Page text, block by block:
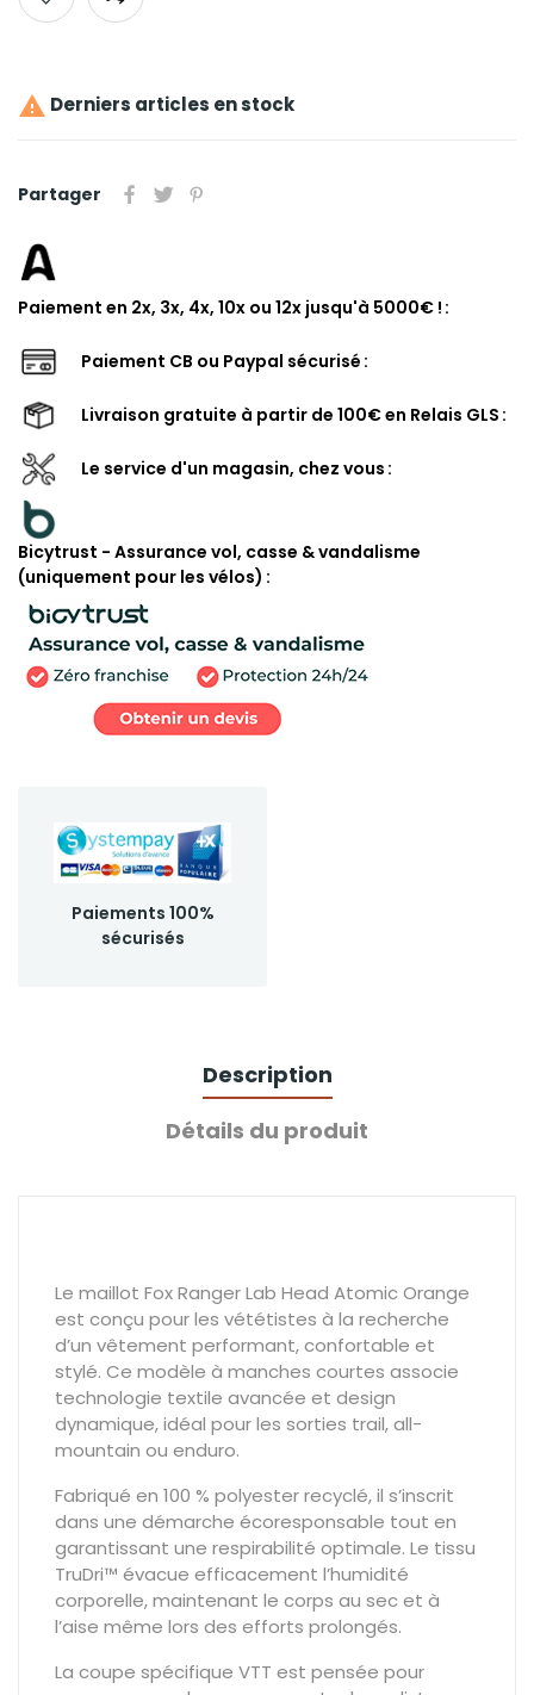
 Derniers articles en stock
Partager
Paiement en 2x, 3x, 4x, 10x ou 12x jusqu'à 5000€ !
Paiement CB ou Paypal sécurisé
Livraison gratuite à partir de 100€ en Relais GLS
Le service d'un magasin, chez vous
Bicytrust - Assurance vol, casse & vandalisme
(uniquement pour les vélos)
Paiements 100%
sécurisés
Description
Détails du produit
Le maillot Fox Ranger Lab Head Atomic Orange
est conçu pour les vététistes à la recherche
d’un vêtement performant, confortable et
stylé. Ce modèle à manches courtes associe
technologie textile avancée et design
dynamique, idéal pour les sorties trail, all-
mountain ou enduro.
Fabriqué en 100 % polyester recyclé, il s’inscrit
dans une démarche écoresponsable tout en
garantissant une respirabilité optimale. Le tissu
TruDri™ évacue efficacement l’humidité
corporelle, maintenant le corps au sec et à
l’aise même lors des efforts prolongés.
La coupe spécifique VTT est pensée pour